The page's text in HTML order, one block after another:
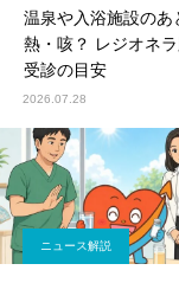
温泉や入浴施設のあ
熱・咳？ レジオネラ
受診の目安
2026.07.28
ニュース解説